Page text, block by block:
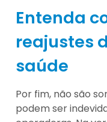
Entenda
reajustes
saúde
Por fim, não são
podem ser